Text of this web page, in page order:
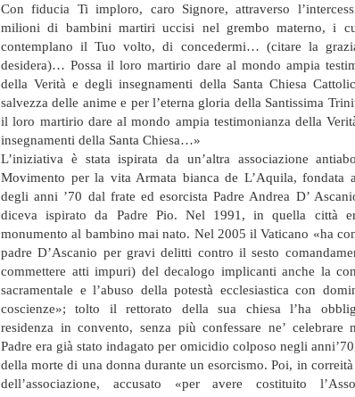
Con fiducia Ti imploro, caro Signore, attraverso
milioni di bambini martiri uccisi nel grembo materno, i
contemplano il Tuo volto, di concedermi… (citare la
desidera)… Possa il loro martirio dare al mondo ampia
della Verità e degli insegnamenti della Santa Chiesa
salvezza delle anime e per l’eterna gloria della Santissima
il loro martirio dare al mondo ampia testimonianza della
insegnamenti della Santa Chiesa…»
L’iniziativa è stata ispirata da un’altra associazione
Movimento per la vita Armata bianca de L’Aquila, fondata
degli anni ’70 dal frate ed esorcista Padre Andrea D’
diceva ispirato da Padre Pio. Nel 1991, in quella città
monumento al bambino mai nato. Nel 2005 il Vaticano «ha
padre D’Ascanio per gravi delitti contro il sesto
commettere atti impuri) del decalogo implicanti anche la
sacramentale e l’abuso della potestà ecclesiastica con
coscienze»; tolto il rettorato della sua chiesa l’ha
residenza in convento, senza più confessare ne’ celebrare
Padre era già stato indagato per omicidio colposo negli
della morte di una donna durante un esorcismo. Poi, in
dell’associazione, accusato «per avere costituito